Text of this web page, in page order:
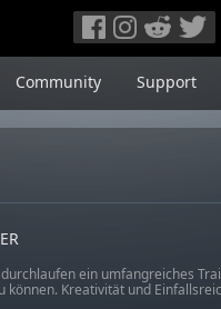
Community Support
ein umfangreiches
können. Kreativität und